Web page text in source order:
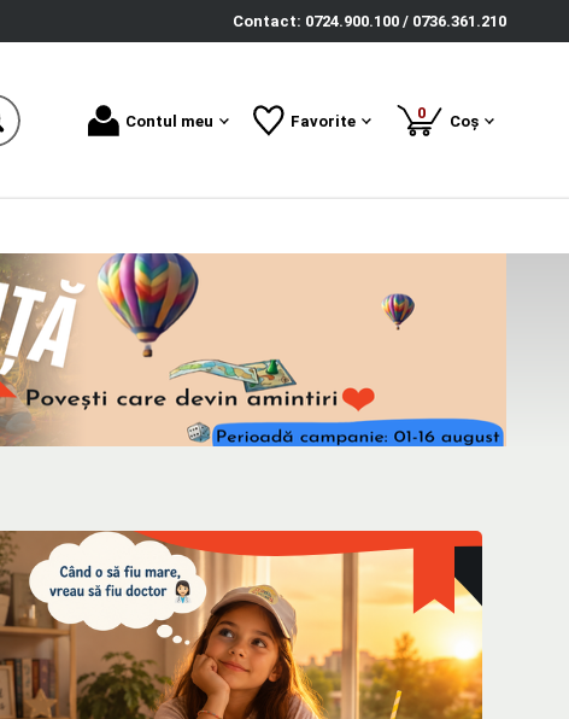
Contact: 0724.900.100 / 0736.361.210
Contul meu Favorite 0produse
Coș